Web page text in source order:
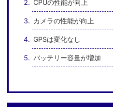
CPUの性能が向上
カメラの性能が向上
GPSは変化なし
バッテリー容量が増加